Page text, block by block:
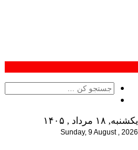
یکشنبه, ۱۸ مرداد , ۱۴۰۵
Sunday, 9 August , 2026